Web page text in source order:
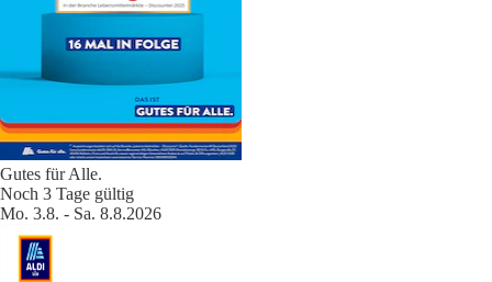
Gutes für Alle.
Noch 3 Tage gültig
Mo. 3.8. - Sa. 8.8.2026